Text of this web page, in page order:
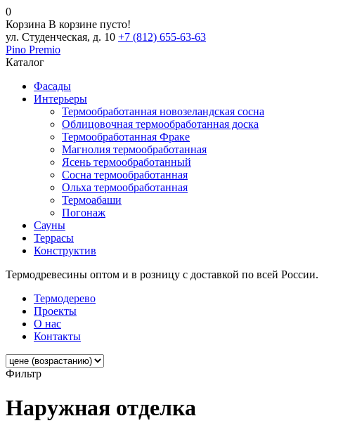
0
Корзина В корзине пусто!
ул. Студенческая, д. 10 +7 (812) 655-63-63
Pino Premio
Каталог
Фасады
Интерьеры
Термообработанная новозеландская сосна
Облицовочная термообработанная доска
Термообработанная Фраке
Магнолия термообработанная
Ясень термообработанный
Сосна термообработанная
Ольха термообработанная
Термоабаши
Погонаж
Сауны
Террасы
Конструктив
Термодревесины оптом и в розницу с доставкой по всей России.
Термодерево
Проекты
О нас
Контакты
Фильтр
Наружная отделка